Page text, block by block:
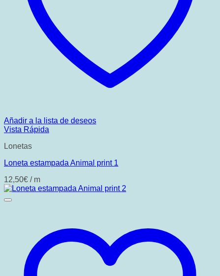
Añadir a la lista de deseos
Vista Rápida
Lonetas
Loneta estampada Animal print 1
12,50€ / m